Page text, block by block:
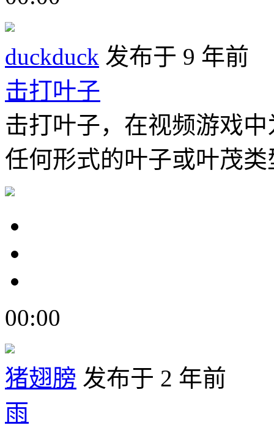
duckduck 发布于 9 年前
击打叶子
击打叶子，在视频游戏
任何形式的叶子或叶茂
00:00
猪翅膀 发布于 2 年前
雨